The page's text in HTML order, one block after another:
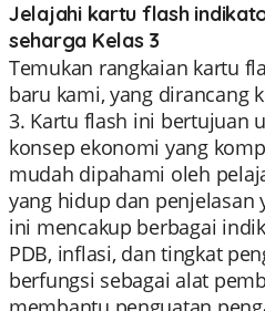
Jelajahi kartu flash
seharga Kelas 3
Temukan rangkaian kartu
baru kami, yang dirancang
3. Kartu flash ini bertujuan
konsep ekonomi yang
mudah dipahami oleh
yang hidup dan penjelasan
ini mencakup berbagai
PDB, inflasi, dan tingkat
berfungsi sebagai alat